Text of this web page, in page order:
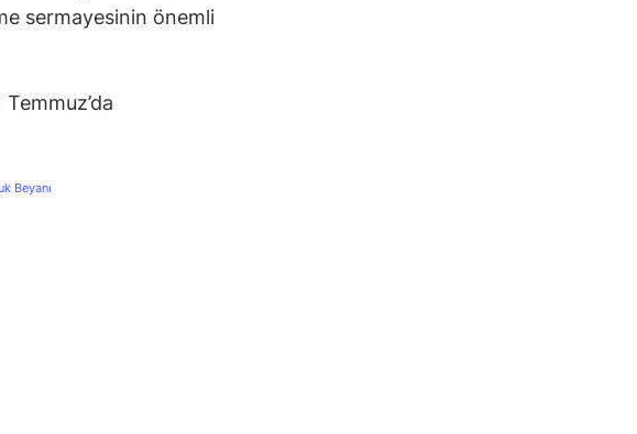
sermayesinin önemli
Beyanı